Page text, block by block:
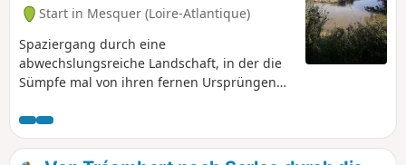
Start in Mesquer (Loire-Atlantique)
Spaziergang durch eine
abwechslungsreiche Landschaft, in der die
Sümpfe mal von ihren fernen Ursprüngen
verdanken, mit ihrer niedrigen, welligen
Vegetation, die von kleinen Bächen
durchzogen ist, mal von ihrer